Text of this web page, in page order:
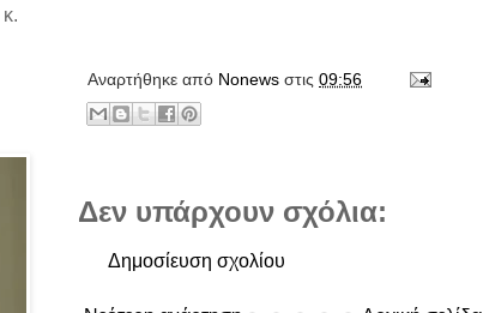
Αναρτήθηκε από Νonews στις 09:56
Δεν υπάρχουν σχόλια:
Δημοσίευση σχολίου